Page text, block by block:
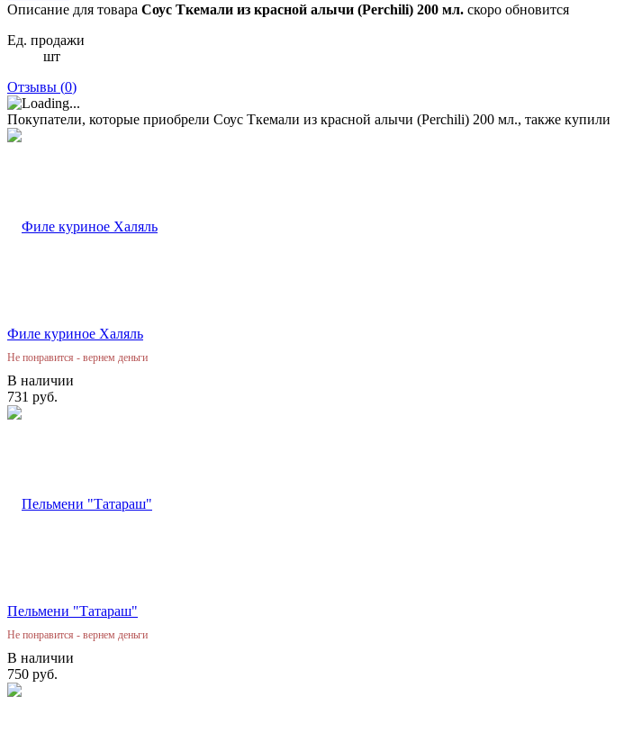
Описание для товара Соус Ткемали из красной алычи (Perchili) 200 мл. скоро обновится
Ед. продажи
шт
Отзывы (0)
Покупатели, которые приобрели Соус Ткемали из красной алычи (Perchili) 200 мл., также купили
Филе куриное Халяль
Не понравится - вернем деньги
В наличии
731 руб.
Пельмени "Татараш"
Не понравится - вернем деньги
В наличии
750 руб.